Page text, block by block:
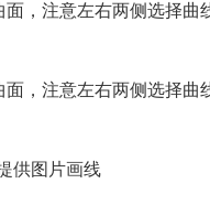
，注意左右两侧选择曲
，注意左右两侧选择曲
供图片画线